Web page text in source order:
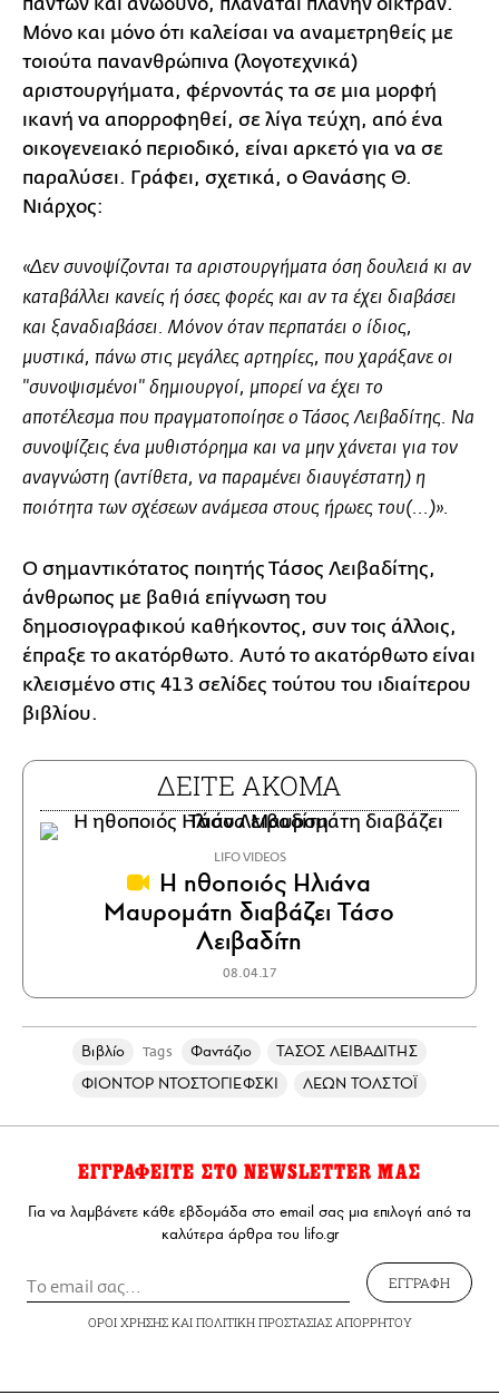
Μόνο και μόνο ότι καλείσαι να αναμετρηθείς με
τοιούτα πανανθρώπινα (λογοτεχνικά)
αριστουργήματα, φέρνοντάς τα σε μια μορφή
ικανή να απορροφηθεί, σε λίγα τεύχη, από ένα
οικογενειακό περιοδικό, είναι αρκετό για να σε
παραλύσει. Γράφει, σχετικά, ο Θανάσης Θ.
Νιάρχος:
«Δεν συνοψίζονται τα αριστουργήματα όση δουλειά κι αν
καταβάλλει κανείς ή όσες φορές και αν τα έχει διαβάσει
και ξαναδιαβάσει. Μόνον όταν περπατάει ο ίδιος,
μυστικά, πάνω στις μεγάλες αρτηρίες, που χαράξανε οι
"συνοψισμένοι" δημιουργοί, μπορεί να έχει το
αποτέλεσμα που πραγματοποίησε ο Τάσος Λειβαδίτης. Να
συνοψίζεις ένα μυθιστόρημα και να μην χάνεται για τον
αναγνώστη (αντίθετα, να παραμένει διαυγέστατη) η
ποιότητα των σχέσεων ανάμεσα στους ήρωες του(...)».
Ο σημαντικότατος ποιητής Τάσος Λειβαδίτης,
άνθρωπος με βαθιά επίγνωση του
δημοσιογραφικού καθήκοντος, συν τοις άλλοις,
έπραξε το ακατόρθωτο. Αυτό το ακατόρθωτο είναι
κλεισμένο στις 413 σελίδες τούτου του ιδιαίτερου
βιβλίου.
ΔΕΙΤΕ ΑΚΟΜΑ
LIFO VIDEOS
Η ηθοποιός Ηλιάνα
Μαυρομάτη διαβάζει Τάσο
Λειβαδίτη
08.04.17
Βιβλίο Tags Φαντάζιο
ΤΑΣΟΣ ΛΕΙΒΑΔΙΤΗΣ
ΦΙΟΝΤΟΡ ΝΤΟΣΤΟΓΙΕΦΣΚΙ
ΛΕΩΝ ΤΟΛΣΤΟΪ
ΕΓΓΡΑΦΕΙΤΕ ΣΤΟ NEWSLETTER ΜΑΣ
Για να λαμβάνετε κάθε εβδομάδα στο email σας μια επιλογή από τα
καλύτερα άρθρα του lifo.gr
ΕΓΓΡΑΦΗ
ΟΡΟΙ ΧΡΗΣΗΣΚΑΙ ΠΟΛΙΤΙΚΗ ΠΡΟΣΤΑΣΙΑΣ ΑΠΟΡΡΗΤΟΥ